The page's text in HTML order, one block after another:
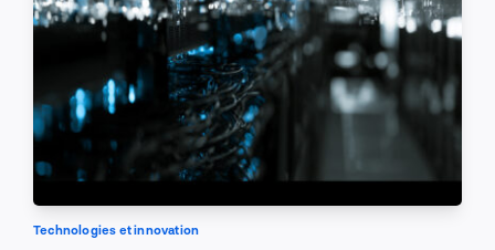
Technologies et innovation